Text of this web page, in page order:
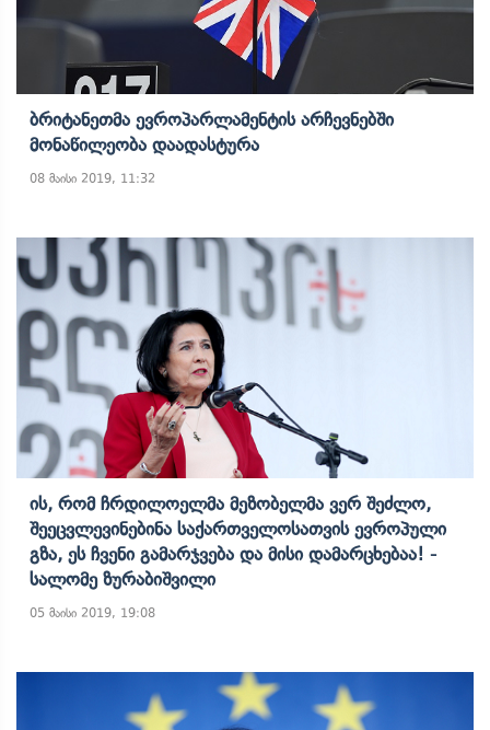
Ბრიტანეთმა Ევროპარლამენტის Არჩევნებში
Მონაწილეობა Დაადასტურა
08 მაისი 2019, 11:32
Ის, Რომ Ჩრდილოელმა Მეზობელმა Ვერ Შეძლო,
Შეეცვლევინებინა Საქართველოსათვის Ევროპული
Გზა, Ეს Ჩვენი Გამარჯვება Და Მისი Დამარცხებაა! -
Სალომე Ზურაბიშვილი
05 მაისი 2019, 19:08